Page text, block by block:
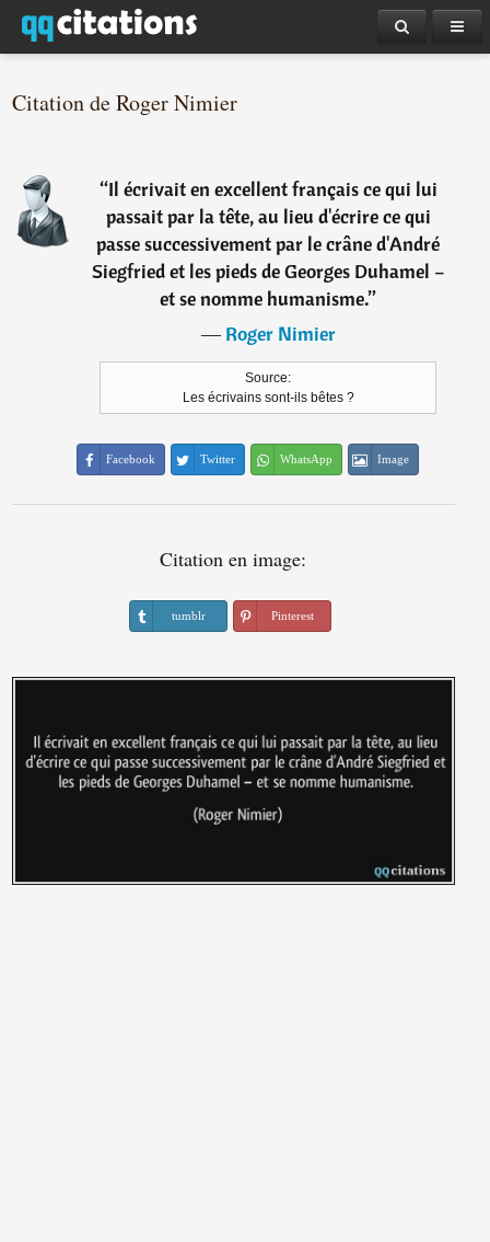
Citation de Roger Nimier
“Il écrivait en excellent français ce qui lui
passait par la tête, au lieu d'écrire ce qui
passe successivement par le crâne d'André
Siegfried et les pieds de Georges Duhamel –
et se nomme humanisme.”
―Roger Nimier
Source:
Les écrivains sont-ils bêtes ?
Facebook Twitter WhatsApp Image
Citation en image:
tumblr Pinterest